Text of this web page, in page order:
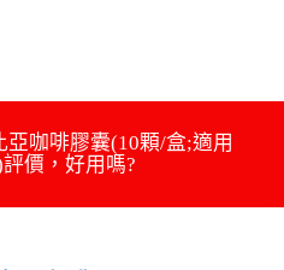
咖啡膠囊(10顆/盒;適用
價，好用嗎?